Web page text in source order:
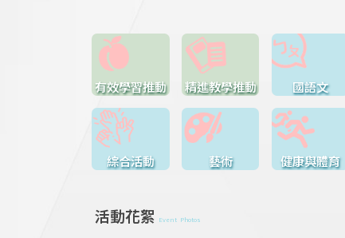
有效學習推動 精進教學推動 國語文
綜合活動 藝術 健康與體育
活動花絮 Event Photos